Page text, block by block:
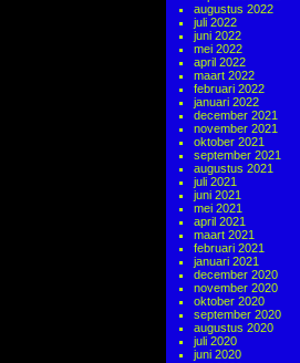
augustus 2022
juli 2022
juni 2022
mei 2022
april 2022
maart 2022
februari 2022
januari 2022
december 2021
november 2021
oktober 2021
september 2021
augustus 2021
juli 2021
juni 2021
mei 2021
april 2021
maart 2021
februari 2021
januari 2021
december 2020
november 2020
oktober 2020
september 2020
augustus 2020
juli 2020
juni 2020